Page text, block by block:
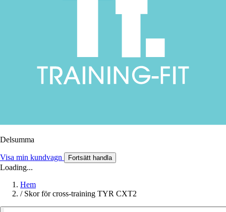
Delsumma
Visa min kundvagn Fortsätt handla
Loading...
Hem
/ Skor för cross-training TYR CXT2